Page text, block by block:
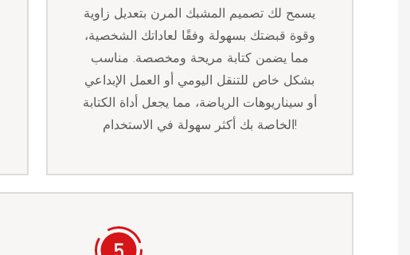
يسمح لك تصميم المشبك المرن بتعديل زاوية
وقوة قبضتك بسهولة وفقًا لعاداتك الشخصية،
مما يضمن كتابة مريحة ومخصصة. مناسب
بشكل خاص للتنقل اليومي أو العمل الإبداعي
أو سيناريوهات الرياضة، مما يجعل أداة الكتابة
الخاصة بك أكثر سهولة في الاستخدام!